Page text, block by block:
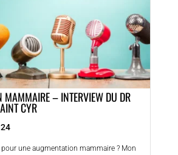
MAMMAIRE – INTERVIEW DU DR
CYR
pour une augmentation mammaire ? Mon